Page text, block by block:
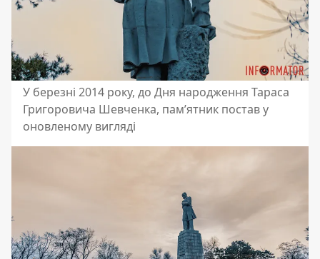
У березні 2014 року, до Дня народження Тараса
Григоровича Шевченка, пам’ятник постав у
оновленому вигляді